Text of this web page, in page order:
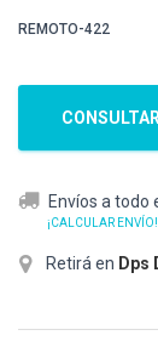
REMOTO-422
Envíos a todo
¡CALCULAR ENVÍO!
Retirá en Dps